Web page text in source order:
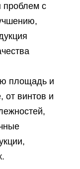
проблем с
площадь и
от винтов и